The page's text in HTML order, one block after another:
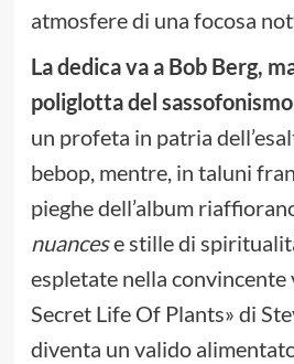
atmosfere di una focosa
La dedica va a Bob Berg,
poliglotta del sassofonismo
un profeta in patria
bebop, mentre, in taluni
pieghe dell’album
nuancese stille di
espletate nella convincente
Secret Life Of Plants» di
diventa un valido